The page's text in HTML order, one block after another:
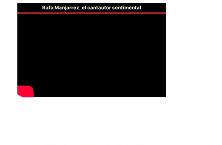
Rafa Manjarrez, el cantautor sentimental